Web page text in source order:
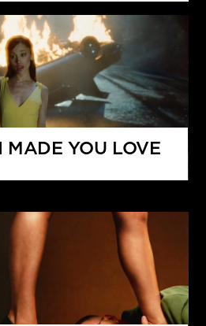
MADE YOU LOVE